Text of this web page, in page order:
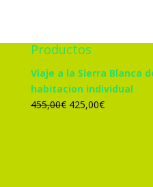
Productos
Viaje a la Sierra Blanca
habitacion individual
455,00€ El
425,00€El